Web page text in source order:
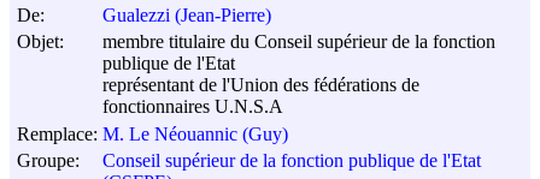
De:
Gualezzi (Jean-Pierre)
Objet:
membre titulaire du Conseil supérieur de la fonction
publique de l'Etat
représentant de l'Union des fédérations de
fonctionnaires U.N.S.A
Remplace: M. Le Néouannic (Guy)
Groupe:
Conseil supérieur de la fonction publique de l'Etat